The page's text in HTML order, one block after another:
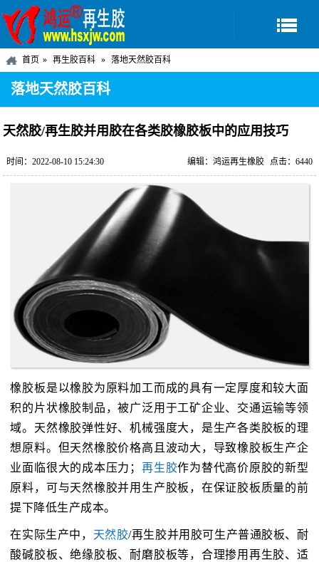
首页 再生胶百科 落地天然胶百科
落地天然胶百科
天然胶/再生胶并用胶在各类胶橡胶板中的应用技巧
时间：2022-08-10 15:24:30 点击：6440
编辑：鸿运再生橡胶
橡胶板是以橡胶为原料加工而成的具有一定厚度和较大面
积的片状橡胶制品，被广泛用于工矿企业、交通运输等领
域。天然橡胶弹性好、机械强度大，是生产各类胶板的理
想原料。但天然橡胶价格高且波动大，导致橡胶板生产企
业面临很大的成本压力； 再生胶作为替代高价原胶的新型
原料，可与天然橡胶并用生产胶板，在保证胶板质量的前
提下降低生产成本。
在实际生产中， 天然胶/再生胶并用胶可生产普通胶板、耐
酸碱胶板、绝缘胶板、耐磨胶板等，合理掺用再生胶、适